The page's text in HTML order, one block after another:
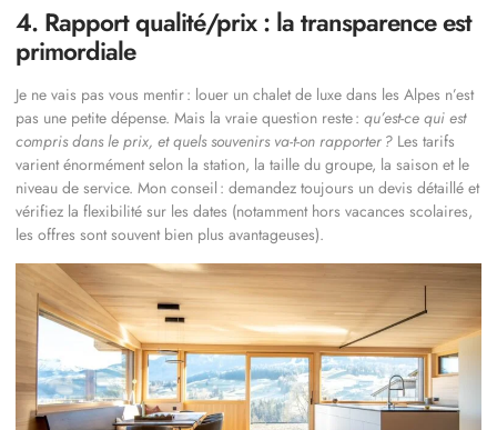
4. Rapport qualité/prix : la transparence est
primordiale
Je ne vais pas vous mentir : louer un chalet de luxe dans les Alpes n’est
pas une petite dépense. Mais la vraie question reste : qu’est-ce qui est
compris dans le prix, et quels souvenirs va-t-on rapporter ? Les tarifs
varient énormément selon la station, la taille du groupe, la saison et le
niveau de service. Mon conseil : demandez toujours un devis détaillé et
vérifiez la flexibilité sur les dates (notamment hors vacances scolaires,
les offres sont souvent bien plus avantageuses).